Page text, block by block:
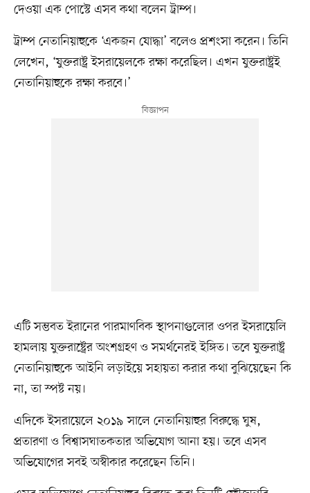
দেওয়া এক পোস্টে এসব কথা বলেন ট্রাম্প।
ট্রাম্প নেতানিয়াহুকে ‘একজন যোদ্ধা’ বলেও প্রশংসা করেন। তিনি
লেখেন, ‘যুক্তরাষ্ট্র ইসরায়েলকে রক্ষা করেছিল। এখন যুক্তরাষ্ট্রই
নেতানিয়াহুকে রক্ষা করবে।’
এটি সম্ভবত ইরানের পারমাণবিক স্থাপনাগুলোর ওপর ইসরায়েলি
হামলায় যুক্তরাষ্ট্রের অংশগ্রহণ ও সমর্থনেরই ইঙ্গিত। তবে যুক্তরাষ্ট্র
নেতানিয়াহুকে আইনি লড়াইয়ে সহায়তা করার কথা বুঝিয়েছেন কি
না, তা স্পষ্ট নয়।
এদিকে ইসরায়েলে ২০১৯ সালে নেতানিয়াহুর বিরুদ্ধে ঘুষ,
প্রতারণা ও বিশ্বাসঘাতকতার অভিযোগ আনা হয়। তবে এসব
অভিযোগের সবই অস্বীকার করেছেন তিনি।